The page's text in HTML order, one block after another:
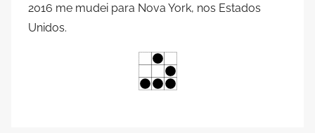
2016 me mudei para Nova York, nos Estados
Unidos.